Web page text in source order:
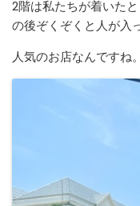
2階は私たちが着いた
の後ぞくぞくと人が入
人気のお店なんですね。